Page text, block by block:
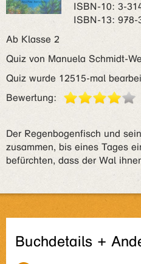
ISBN‑10: 3-
ISBN‑13:
Ab Klasse 2
Quiz von Manuela Schmidt-
Quiz wurde 12515-mal
Bewertung:
Der Regenbogenfisch und
zusammen, bis eines Tages
befürchten, dass der Wal
Buchdetails +